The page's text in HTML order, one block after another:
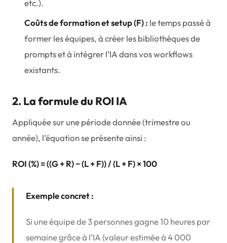
etc.).
Coûts de formation et setup (F) : le temps passé à
former les équipes, à créer les bibliothèques de
prompts et à intégrer l’IA dans vos workflows
existants.
2. La formule du ROI IA
Appliquée sur une période donnée (trimestre ou
année), l’équation se présente ainsi :
ROI (%) = ((G + R) − (L + F)) / (L + F) × 100
Exemple concret :
Si une équipe de 3 personnes gagne 10 heures par
semaine grâce à l’IA (valeur estimée à 4 000